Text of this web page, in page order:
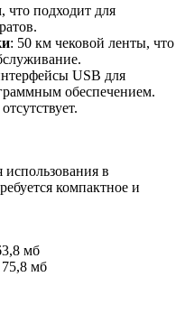
что подходит для
: 50 км чековой ленты, что
USB для
обеспечением.
отсутствует.
в
компактное и
мб
75,8 мб